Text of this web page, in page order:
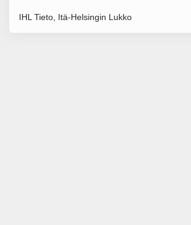
IHL Tieto, Itä-Helsingin Lukko